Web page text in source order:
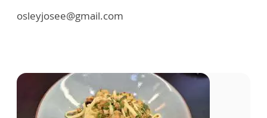
osleyjosee@gmail.com